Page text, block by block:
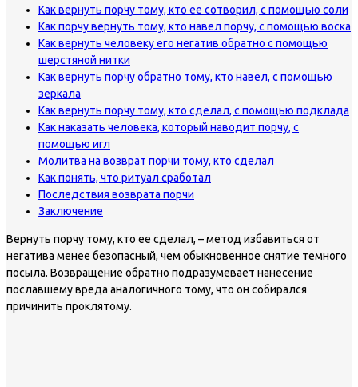
Как вернуть порчу тому, кто ее сотворил, с помощью соли
Как порчу вернуть тому, кто навел порчу, с помощью воска
Как вернуть человеку его негатив обратно с помощью
шерстяной нитки
Как вернуть порчу обратно тому, кто навел, с помощью
зеркала
Как вернуть порчу тому, кто сделал, с помощью подклада
Как наказать человека, который наводит порчу, с
помощью игл
Молитва на возврат порчи тому, кто сделал
Как понять, что ритуал сработал
Последствия возврата порчи
Заключение
Вернуть порчу тому, кто ее сделал, – метод избавиться от
негатива менее безопасный, чем обыкновенное снятие темного
посыла. Возвращение обратно подразумевает нанесение
пославшему вреда аналогичного тому, что он собирался
причинить проклятому.